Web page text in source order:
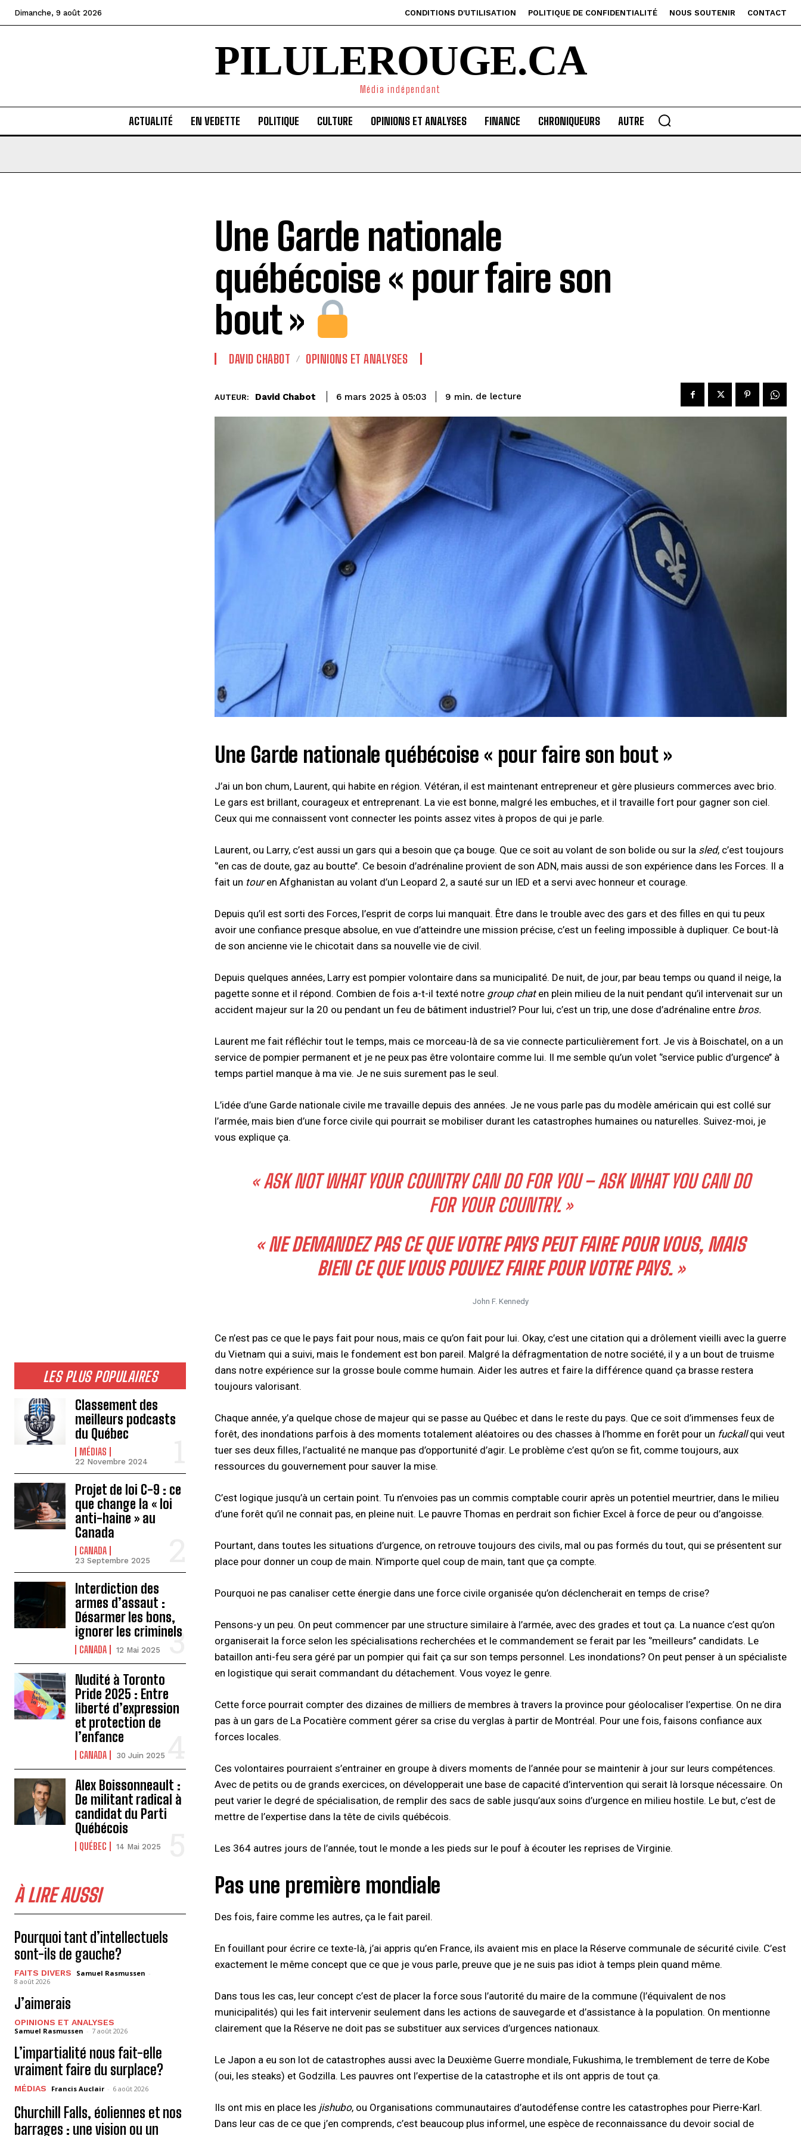
Dimanche, 9 août 2026 CONDITIONS D’UTILISATION POLITIQUE DE CONFIDENTIALITÉ NOUS SOUTENIR CONTACT
PILULEROUGE.CA
Média indépendant
ACTUALITÉ EN VEDETTE POLITIQUE CULTURE OPINIONS ET ANALYSES FINANCE CHRONIQUEURS AUTRE
LES PLUS POPULAIRES
Classement des
meilleurs podcasts
du Québec
MÉDIAS
22 Novembre 2024
Projet de loi C-9 : ce
que change la « loi
anti-haine » au
Canada
CANADA
23 Septembre 2025
Interdiction des
armes d’assaut :
Désarmer les bons,
ignorer les criminels
CANADA 12 Mai 2025
Nudité à Toronto
Pride 2025 : Entre
liberté d’expression
et protection de
l’enfance
CANADA 30 Juin 2025
Alex Boissonneault :
De militant radical à
candidat du Parti
Québécois
QUÉBEC 14 Mai 2025
À LIRE AUSSI
Pourquoi tant d’intellectuels
sont-ils de gauche?
FAITS DIVERS Samuel Rasmussen -
8 août 2026
J’aimerais
OPINIONS ET ANALYSES
Samuel Rasmussen - 7 août 2026
L’impartialité nous fait-elle
vraiment faire du surplace?
MÉDIAS Francis Auclair - 6 août 2026
Churchill Falls, éoliennes et nos
barrages : une vision ou un
Une Garde nationale
québécoise « pour faire son
bout »
DAVID CHABOT OPINIONS ET ANALYSES
AUTEUR: David Chabot 6 mars 2025 à 05:03 9 min. de lecture
Une Garde nationale québécoise « pour faire son bout »
J’ai un bon chum, Laurent, qui habite en région. Vétéran, il est maintenant entrepreneur et gère plusieurs commerces avec brio.
Le gars est brillant, courageux et entreprenant. La vie est bonne, malgré les embuches, et il travaille fort pour gagner son ciel.
Ceux qui me connaissent vont connecter les points assez vites à propos de qui je parle.
Laurent, ou Larry, c’est aussi un gars qui a besoin que ça bouge. Que ce soit au volant de son bolide ou sur la sled, c’est toujours
‘’en cas de doute, gaz au boutte’’. Ce besoin d’adrénaline provient de son ADN, mais aussi de son expérience dans les Forces. Il a
fait un touren Afghanistan au volant d’un Leopard 2, a sauté sur un IED et a servi avec honneur et courage.
Depuis qu’il est sorti des Forces, l’esprit de corps lui manquait. Être dans le trouble avec des gars et des filles en qui tu peux
avoir une confiance presque absolue, en vue d’atteindre une mission précise, c’est un feeling impossible à dupliquer. Ce bout-là
de son ancienne vie le chicotait dans sa nouvelle vie de civil.
Depuis quelques années, Larry est pompier volontaire dans sa municipalité. De nuit, de jour, par beau temps ou quand il neige, la
pagette sonne et il répond. Combien de fois a-t-il texté notre group chat en plein milieu de la nuit pendant qu’il intervenait sur un
accident majeur sur la 20 ou pendant un feu de bâtiment industriel? Pour lui, c’est un trip, une dose d’adrénaline entre bros.
Laurent me fait réfléchir tout le temps, mais ce morceau-là de sa vie connecte particulièrement fort. Je vis à Boischatel, on a un
service de pompier permanent et je ne peux pas être volontaire comme lui. Il me semble qu’un volet ‘’service public d’urgence’’ à
temps partiel manque à ma vie. Je ne suis surement pas le seul.
L’idée d’une Garde nationale civile me travaille depuis des années. Je ne vous parle pas du modèle américain qui est collé sur
l’armée, mais bien d’une force civile qui pourrait se mobiliser durant les catastrophes humaines ou naturelles. Suivez-moi, je
vous explique ça.
« ASK NOT WHAT YOUR COUNTRY CAN DO FOR YOU – ASK WHAT YOU CAN DO
FOR YOUR COUNTRY. »
« NE DEMANDEZ PAS CE QUE VOTRE PAYS PEUT FAIRE POUR VOUS, MAIS
BIEN CE QUE VOUS POUVEZ FAIRE POUR VOTRE PAYS. »
John F. Kennedy
Ce n’est pas ce que le pays fait pour nous, mais ce qu’on fait pour lui. Okay, c’est une citation qui a drôlement vieilli avec la guerre
du Vietnam qui a suivi, mais le fondement est bon pareil. Malgré la défragmentation de notre société, il y a un bout de truisme
dans notre expérience sur la grosse boule comme humain. Aider les autres et faire la différence quand ça brasse restera
toujours valorisant.
Chaque année, y’a quelque chose de majeur qui se passe au Québec et dans le reste du pays. Que ce soit d’immenses feux de
forêt, des inondations parfois à des moments totalement aléatoires ou des chasses à l’homme en forêt pour un fuckallqui veut
tuer ses deux filles, l’actualité ne manque pas d’opportunité d’agir. Le problème c’est qu’on se fit, comme toujours, aux
ressources du gouvernement pour sauver la mise.
C’est logique jusqu’à un certain point. Tu n’envoies pas un commis comptable courir après un potentiel meurtrier, dans le milieu
d’une forêt qu’il ne connait pas, en pleine nuit. Le pauvre Thomas en perdrait son fichier Excel à force de peur ou d’angoisse.
Pourtant, dans toutes les situations d’urgence, on retrouve toujours des civils, mal ou pas formés du tout, qui se présentent sur
place pour donner un coup de main. N’importe quel coup de main, tant que ça compte.
Pourquoi ne pas canaliser cette énergie dans une force civile organisée qu’on déclencherait en temps de crise?
Pensons-y un peu. On peut commencer par une structure similaire à l’armée, avec des grades et tout ça. La nuance c’est qu’on
organiserait la force selon les spécialisations recherchées et le commandement se ferait par les ‘’meilleurs’’ candidats. Le
bataillon anti-feu sera géré par un pompier qui fait ça sur son temps personnel. Les inondations? On peut penser à un spécialiste
en logistique qui serait commandant du détachement. Vous voyez le genre.
Cette force pourrait compter des dizaines de milliers de membres à travers la province pour géolocaliser l’expertise. On ne dira
pas à un gars de La Pocatière comment gérer sa crise du verglas à partir de Montréal. Pour une fois, faisons confiance aux
forces locales.
Ces volontaires pourraient s’entrainer en groupe à divers moments de l’année pour se maintenir à jour sur leurs compétences.
Avec de petits ou de grands exercices, on développerait une base de capacité d’intervention qui serait là lorsque nécessaire. On
peut varier le degré de spécialisation, de remplir des sacs de sable jusqu’aux soins d’urgence en milieu hostile. Le but, c’est de
mettre de l’expertise dans la tête de civils québécois.
Les 364 autres jours de l’année, tout le monde a les pieds sur le pouf à écouter les reprises de Virginie.
Pas une première mondiale
Des fois, faire comme les autres, ça le fait pareil.
En fouillant pour écrire ce texte-là, j’ai appris qu’en France, ils avaient mis en place la Réserve communale de sécurité civile. C’est
exactement le même concept que ce que je vous parle, preuve que je ne suis pas idiot à temps plein quand même.
Dans tous les cas, leur concept c’est de placer la force sous l’autorité du maire de la commune (l’équivalent de nos
municipalités) qui les fait intervenir seulement dans les actions de sauvegarde et d’assistance à la population. On mentionne
clairement que la Réserve ne doit pas se substituer aux services d’urgences nationaux.
Le Japon a eu son lot de catastrophes aussi avec la Deuxième Guerre mondiale, Fukushima, le tremblement de terre de Kobe
(oui, les steaks) et Godzilla. Les pauvres ont l’expertise de la catastrophe et ils ont appris de tout ça.
Ils ont mis en place les jishubo, ou Organisations communautaires d’autodéfense contre les catastrophes pour Pierre-Karl.
Dans leur cas de ce que j’en comprends, c’est beaucoup plus informel, une espèce de reconnaissance du devoir social de